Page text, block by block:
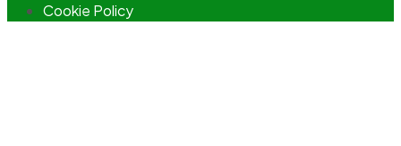
Cookie Policy